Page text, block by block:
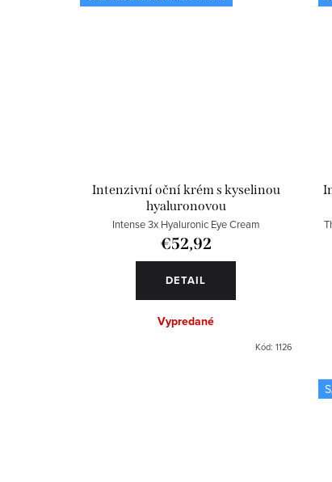
Intenzivní oční krém s kyselinou
hyaluronovou
Intense 3x Hyaluronic Eye Cream
€52,92
DETAIL
Vypredané
Kód: 1126